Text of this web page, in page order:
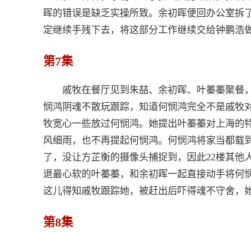
晖的错误是缺乏实操所致。余初晖便回办公室
定继续手残下去，将这部分工作继续交给钟鹏浩做
第7集
戚牧在餐厅见到朱喆、余初晖、叶蓁蓁聚餐
悯鸿阴魂不散玩跟踪，知道何悯鸿完全不是戚
牧宽心一些放过何悯鸿。她提出叶蓁蓁对上海的
风细雨，也不再提起何悯鸿。何悯鸿将家当都载
了，没让方芷衡的摄像头捕捉到，因此22楼其
退最心软的叶蓁蓁，和余初晖一起直接动手将何
这儿得知戚牧跟踪她，被赶出后吓得魂不守舍，
第8集